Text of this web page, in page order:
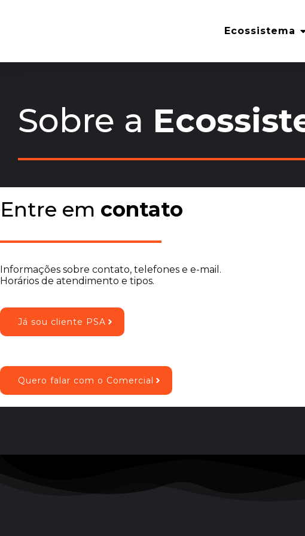
Ecossistema
Sobre a
Entre em contato
Informações sobre contato, telefones e e-mail.
Horários de atendimento e tipos.
Já sou cliente PSA
Quero falar com o Comercial